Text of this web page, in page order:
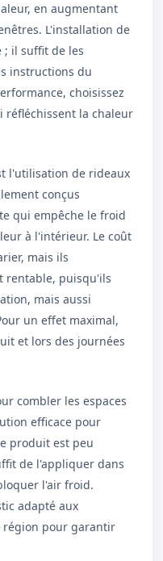
en augmentant
L'installation de
; il suffit de les
instructions du
choisissez
réfléchissent la chaleur
l'utilisation de rideaux
conçus
qui empêche le froid
à l'intérieur. Le coût
mais ils
rentable, puisqu'ils
mais aussi
un effet maximal,
et lors des journées
combler les espaces
efficace pour
produit est peu
de l'appliquer dans
l'air froid.
adapté aux
région pour garantir